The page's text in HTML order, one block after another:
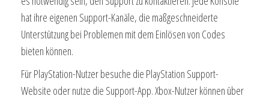
hat ihre eigenen Support-Kanäle, die maßgeschneiderte
Unterstützung bei Problemen mit dem Einlösen von Codes
bieten können.
Für PlayStation-Nutzer besuche die PlayStation Support-
Website oder nutze die Support-App. Xbox-Nutzer können über